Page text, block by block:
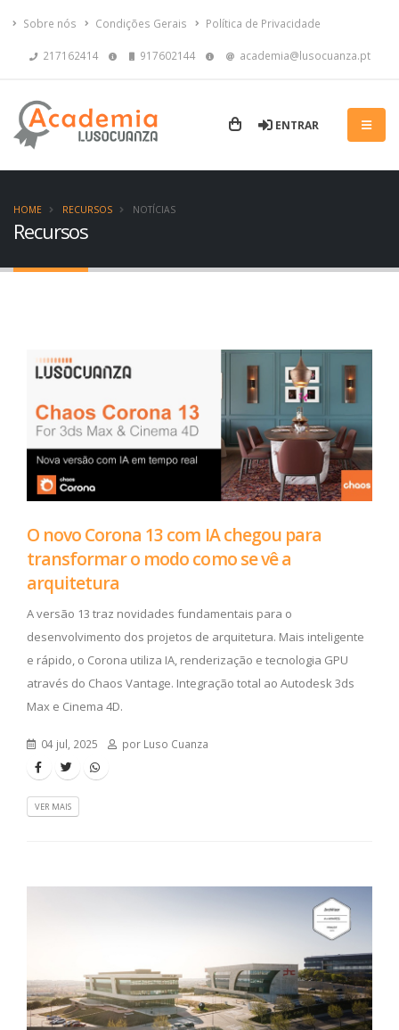
Sobre nós Condições Gerais Política de Privacidade
217162414 917602144 academia@lusocuanza.pt
ENTRAR
Recursos
HOME RECURSOS NOTÍCIAS
O novo Corona 13 com IA chegou para
transformar o modo como se vê a
arquitetura
A versão 13 traz novidades fundamentais para o
desenvolvimento dos projetos de arquitetura. Mais inteligente
e rápido, o Corona utiliza IA, renderização e tecnologia GPU
através do Chaos Vantage. Integração total ao Autodesk 3ds
Max e Cinema 4D.
04 jul, 2025 por Luso Cuanza
VER MAIS